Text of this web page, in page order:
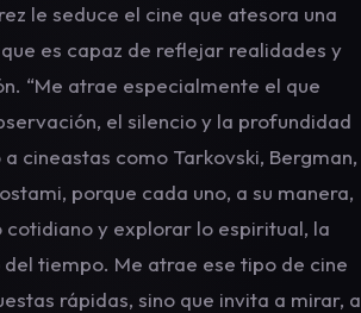
le seduce el cine que atesora una
es capaz de reflejar realidades y
“Me atrae especialmente el que
el silencio y la profundidad
cineastas como Tarkovski, Bergman,
porque cada uno, a su manera,
y explorar lo espiritual, la
tiempo. Me atrae ese tipo de cine
rápidas, sino que invita a mirar, a